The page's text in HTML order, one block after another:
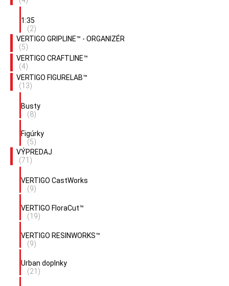
1:35
(2)
VERTIGO GRIPLINE™ - ORGANIZÉR
(5)
VERTIGO CRAFTLINE™
(4)
VERTIGO FIGURELAB™
(13)
Busty
(8)
Figúrky
(5)
VÝPREDAJ
(71)
VERTIGO CastWorks
(9)
VERTIGO FloraCut™
(19)
VERTIGO RESINWORKS™
(9)
Urban doplnky
(21)